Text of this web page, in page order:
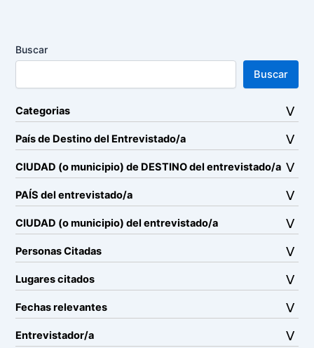
Buscar
Buscar
Categorias
País de Destino del Entrevistado/a
CIUDAD (o municipio) de DESTINO del entrevistado/a
PAÍS del entrevistado/a
CIUDAD (o municipio) del entrevistado/a
Personas Citadas
Lugares citados
Fechas relevantes
Entrevistador/a